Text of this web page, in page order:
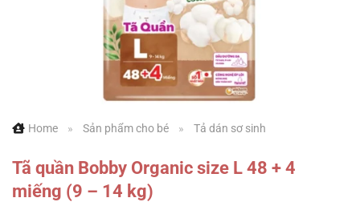
Home » Sản phẩm cho bé » Tả dán sơ sinh
Tã quần Bobby Organic size L 48 + 4
miếng (9 – 14 kg)